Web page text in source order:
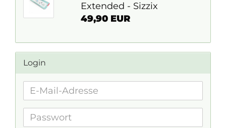
Extended - Sizzix
49,90 EUR
Login
E-
Adresse
Passwort